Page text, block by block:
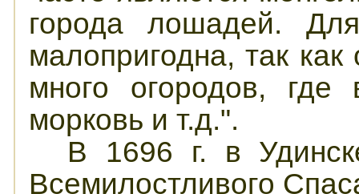
города лошадей.
малопригодна, так
много огородов, где
морковь и т.д.".
В 1696 г. в
Всемилостливого